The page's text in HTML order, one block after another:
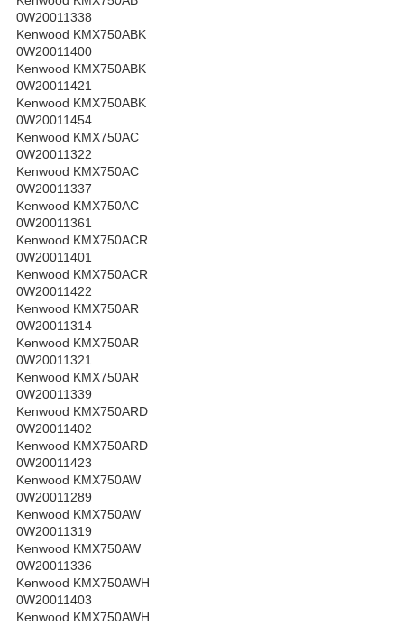
0W20011338
Kenwood KMX750ABK
0W20011400
Kenwood KMX750ABK
0W20011421
Kenwood KMX750ABK
0W20011454
Kenwood KMX750AC
0W20011322
Kenwood KMX750AC
0W20011337
Kenwood KMX750AC
0W20011361
Kenwood KMX750ACR
0W20011401
Kenwood KMX750ACR
0W20011422
Kenwood KMX750AR
0W20011314
Kenwood KMX750AR
0W20011321
Kenwood KMX750AR
0W20011339
Kenwood KMX750ARD
0W20011402
Kenwood KMX750ARD
0W20011423
Kenwood KMX750AW
0W20011289
Kenwood KMX750AW
0W20011319
Kenwood KMX750AW
0W20011336
Kenwood KMX750AWH
0W20011403
Kenwood KMX750AWH